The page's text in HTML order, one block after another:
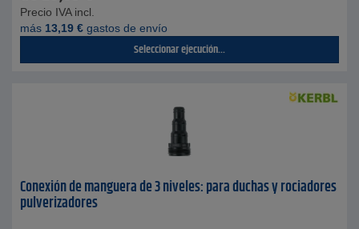
Precio IVA incl.
más 13,19 € gastos de envío
Seleccionar ejecución...
Conexión de manguera de 3 niveles: para duchas y rociadores
pulverizadores